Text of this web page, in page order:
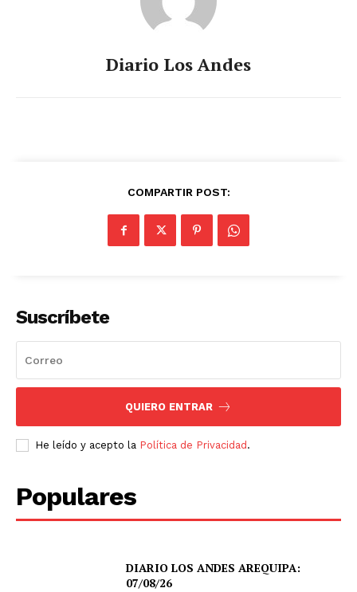
Diario Los Andes
COMPARTIR POST:
Suscríbete
QUIERO ENTRAR
He leído y acepto la Política de Privacidad .
Populares
DIARIO LOS ANDES AREQUIPA:
07/08/26